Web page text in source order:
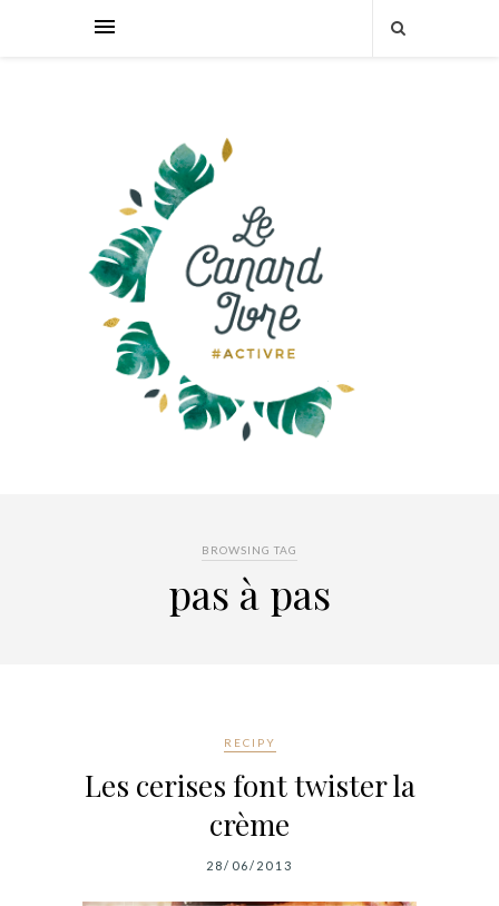
BROWSING TAG
pas à pas
RECIPY
Les cerises font twister la
crème
28/06/2013